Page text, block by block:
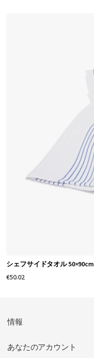
シェフサイドタオル 50×90cm
€50.02
情報
あなたのアカウント